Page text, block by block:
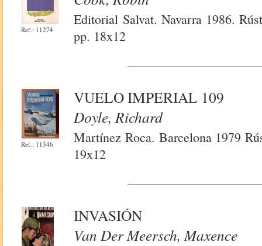
Ref.: 11274
Editorial Salvat. Navarra 1986.
pp. 18x12
Ref.: 11346
VUELO IMPERIAL 109
Doyle, Richard
Martínez Roca. Barcelona 1979
19x12
INVASIÓN
Van Der Meersch, Maxence